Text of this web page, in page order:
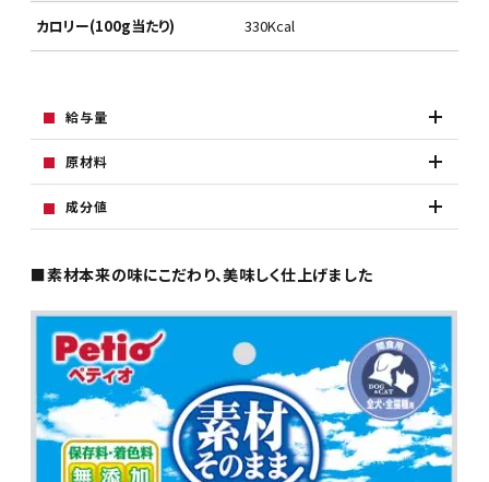
カロリー(100g当たり) 330Kcal
給与量
原材料
成分値
■素材本来の味にこだわり、美味しく仕上げました